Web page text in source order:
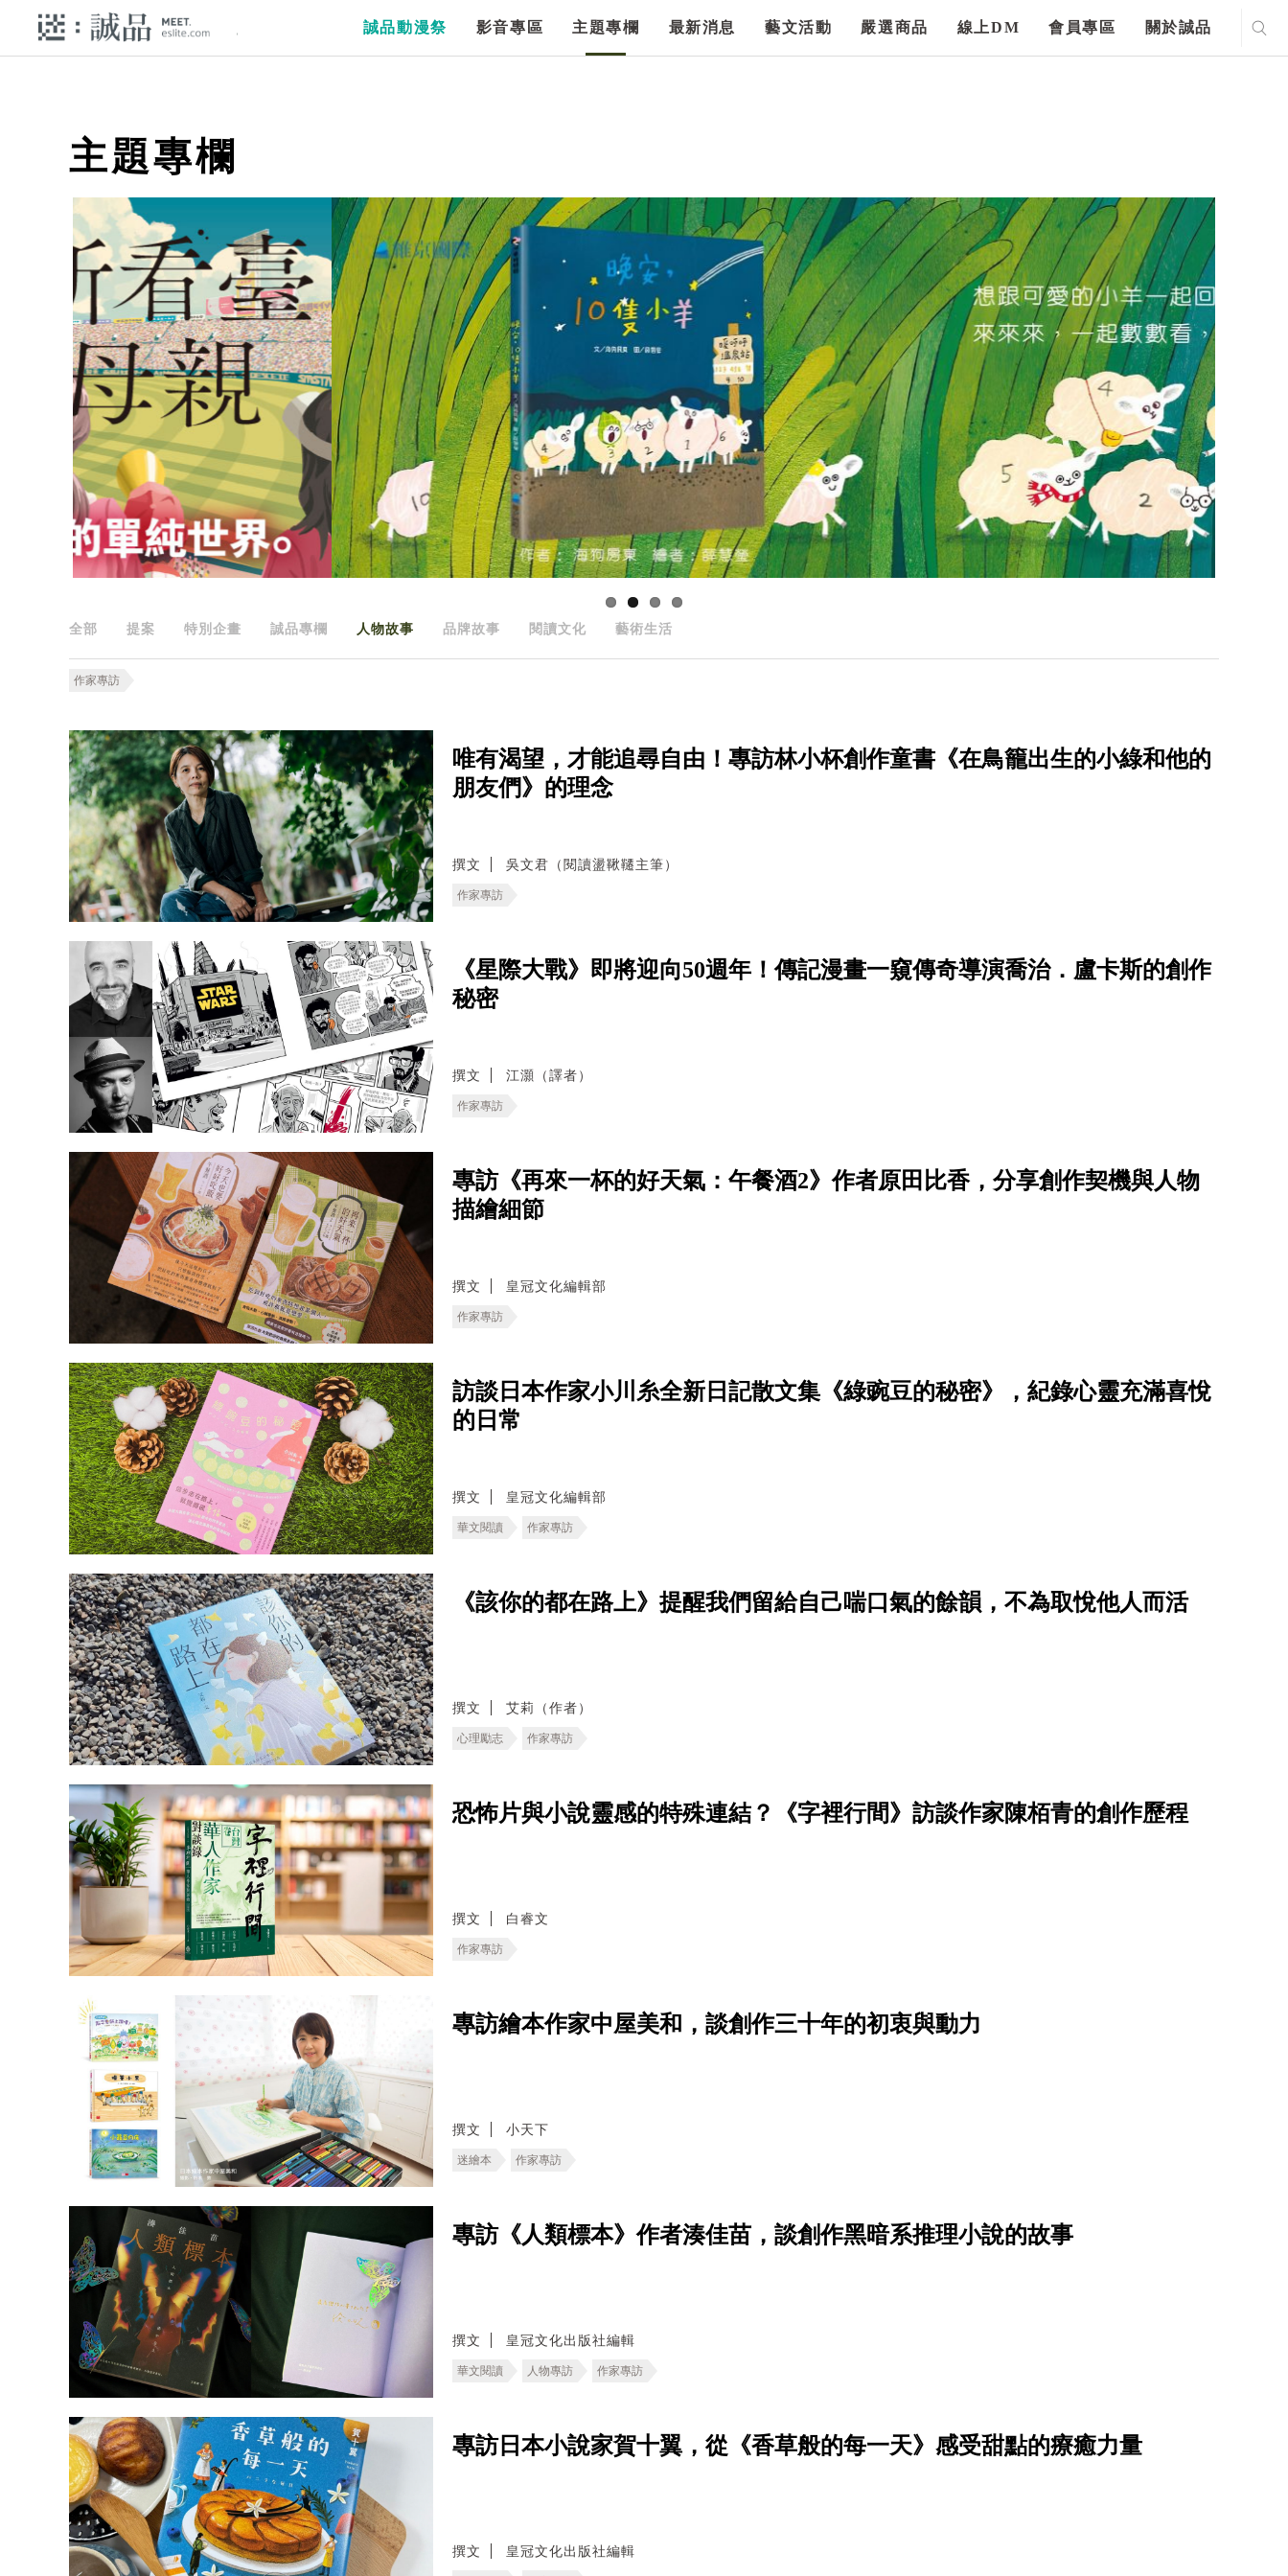
誠品動漫祭 影音專區 主題專欄 最新消息 藝文活動 嚴選商品 線上DM 會員專區 關於誠品
主題專欄
全部 提案 特別企畫 誠品專欄 人物故事 品牌故事 閱讀文化 藝術生活
作家專訪
唯有渴望，才能追尋自由！專訪林小杯創作童書《在鳥籠出生的小綠和他的
朋友們》的理念
撰文 吳文君（閱讀盪鞦韆主筆）
作家專訪
《星際大戰》即將迎向50週年！傳記漫畫一窺傳奇導演喬治．盧卡斯的創作
秘密
撰文 江灝（譯者）
作家專訪
專訪《再來一杯的好天氣：午餐酒2》作者原田比香，分享創作契機與人物
描繪細節
撰文 皇冠文化編輯部
作家專訪
訪談日本作家小川糸全新日記散文集《綠豌豆的秘密》，紀錄心靈充滿喜悅
的日常
撰文 皇冠文化編輯部
華文閱讀 作家專訪
《該你的都在路上》提醒我們留給自己喘口氣的餘韻，不為取悅他人而活
撰文 艾莉（作者）
心理勵志 作家專訪
恐怖片與小說靈感的特殊連結？《字裡行間》訪談作家陳栢青的創作歷程
撰文 白睿文
作家專訪
專訪繪本作家中屋美和，談創作三十年的初衷與動力
撰文 小天下
迷繪本 作家專訪
專訪《人類標本》作者湊佳苗，談創作黑暗系推理小說的故事
撰文 皇冠文化出版社編輯
華文閱讀 人物專訪 作家專訪
專訪日本小說家賀十翼，從《香草般的每一天》感受甜點的療癒力量
撰文 皇冠文化出版社編輯